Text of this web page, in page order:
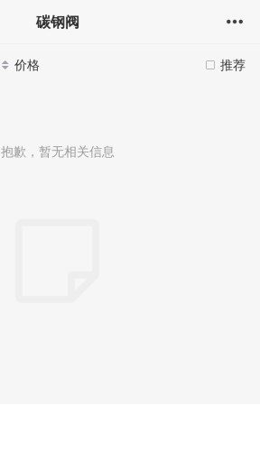
碳钢阀
推荐
价格
抱歉，暂无相关信息